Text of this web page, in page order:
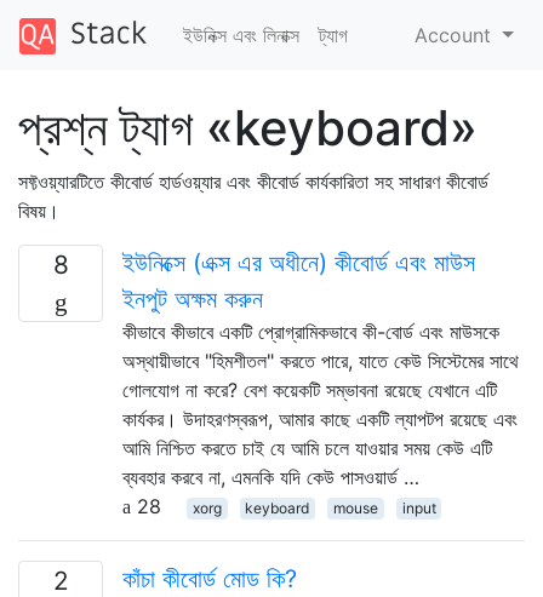
ইউনিক্স এবং লিনাক্স ট্যাগ Account
প্রশ্ন ট্যাগ «keyboard»
সফ্টওয়্যারটিতে কীবোর্ড হার্ডওয়্যার এবং কীবোর্ড কার্যকারিতা সহ সাধারণ কীবোর্ড
বিষয়।
8
ইউনিক্সে (এক্স এর অধীনে) কীবোর্ড এবং মাউস
ইনপুট অক্ষম করুন
কীভাবে কীভাবে একটি প্রোগ্রামিকভাবে কী-বোর্ড এবং মাউসকে
অস্থায়ীভাবে "হিমশীতল" করতে পারে, যাতে কেউ সিস্টেমের সাথে
গোলযোগ না করে? বেশ কয়েকটি সম্ভাবনা রয়েছে যেখানে এটি
কার্যকর। উদাহরণস্বরূপ, আমার কাছে একটি ল্যাপটপ রয়েছে এবং
আমি নিশ্চিত করতে চাই যে আমি চলে যাওয়ার সময় কেউ এটি
ব্যবহার করবে না, এমনকি যদি কেউ পাসওয়ার্ড …
28
xorg keyboard mouse input
2 কাঁচা কীবোর্ড মোড কি?